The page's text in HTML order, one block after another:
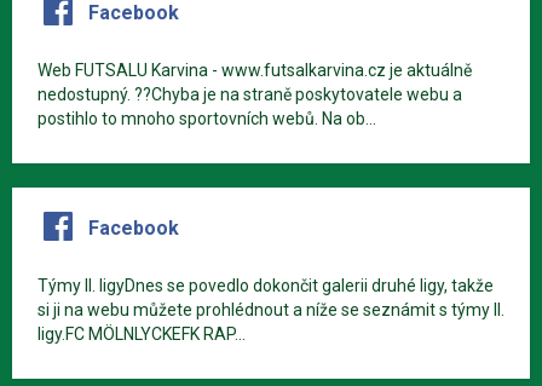
Facebook
Web FUTSALU Karvina - www.futsalkarvina.cz je aktuálně
nedostupný. ??Chyba je na straně poskytovatele webu a
postihlo to mnoho sportovních webů. Na ob...
Facebook
Týmy II. ligyDnes se povedlo dokončit galerii druhé ligy, takže
si ji na webu můžete prohlédnout a níže se seznámit s týmy II.
ligy.FC MÖLNLYCKEFK RAP...